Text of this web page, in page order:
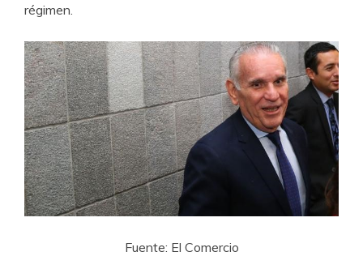
régimen.
Fuente: El Comercio